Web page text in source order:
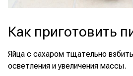
Как приготовить
Яйца с сахаром тщательно
осветления и увеличения массы.